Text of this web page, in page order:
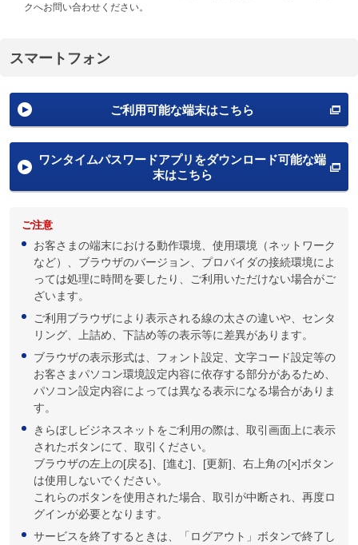
クへお問い合わせください。
スマートフォン
ご利用可能な端末はこちら
ワンタイムパスワードアプリをダウンロード可能な端
末はこちら
ご注意
お客さまの端末における動作環境、使用環境（ネットワーク
など）、ブラウザのバージョン、プロバイダの接続環境によ
っては処理に時間を要したり、ご利用いただけない場合がご
ざいます。
ご利用ブラウザにより表示される線の太さの違いや、センタ
リング、上詰め、下詰め等の表示等に差異があります。
ブラウザの表示形式は、フォント設定、文字コード設定等の
お客さまパソコン環境設定内容に依存する部分があるため、
パソコン設定内容によっては異なる表示になる場合がありま
す。
きらぼしビジネスネットをご利用の際は、取引画面上に表示
されたボタンにて、取引ください。
ブラウザの左上の[戻る]、[進む]、[更新]、右上角の[×]ボタン
は使用しないでください。
これらのボタンを使用された場合、取引が中断され、再度ロ
グインが必要となります。
サービスを終了するときは、「ログアウト」ボタンで終了し